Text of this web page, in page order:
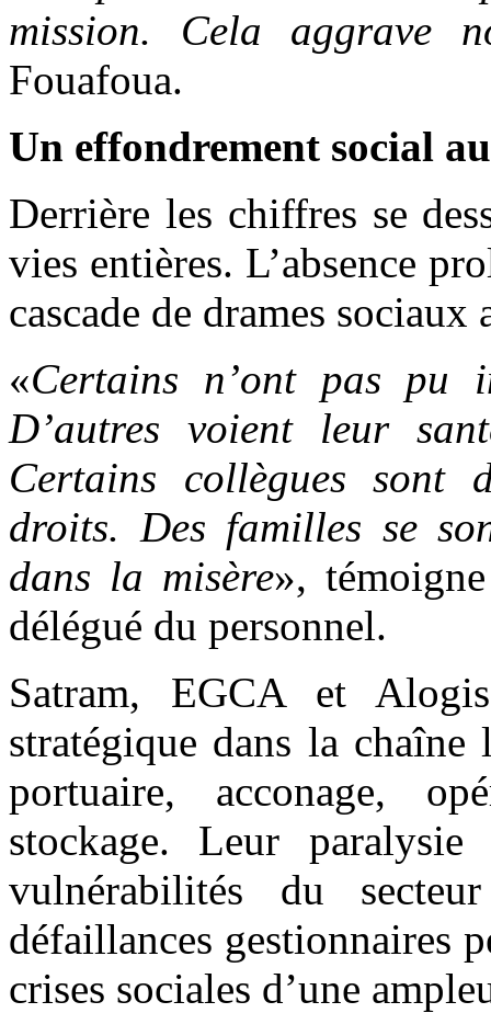
mission. Cela aggrave
Fouafoua.
Un effondrement social
Derrière les chiffres se
vies entières. L’absence
cascade de drames
«Certains n’ont pas pu
D’autres voient leur
Certains collègues sont
droits. Des familles se
dans la misère»,
délégué du personnel.
Satram, EGCA et
stratégique dans la
portuaire, acconage,
stockage. Leur
vulnérabilités du
défaillances gestionnaires
crises sociales d’une